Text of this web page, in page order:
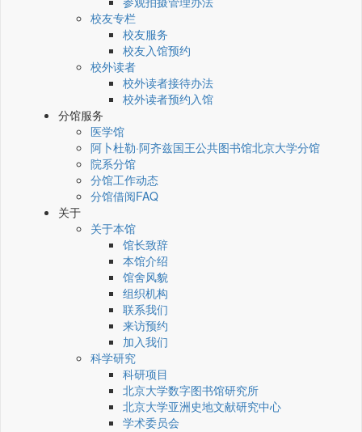
校友专栏
校友服务
校友入馆预约
校外读者
校外读者接待办法
校外读者预约入馆
分馆服务
医学馆
阿卜杜勒·阿齐兹国王公共图书馆北京大学分馆
院系分馆
分馆工作动态
分馆借阅FAQ
关于
关于本馆
馆长致辞
本馆介绍
馆舍风貌
组织机构
联系我们
来访预约
加入我们
科学研究
科研项目
北京大学数字图书馆研究所
北京大学亚洲史地文献研究中心
学术委员会